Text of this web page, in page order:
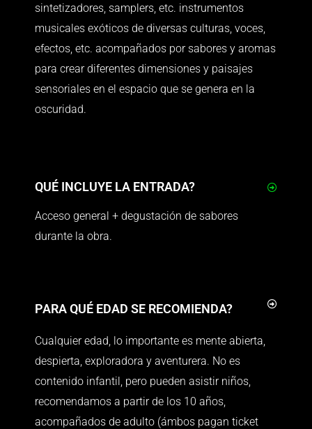
sintetizadores, samplers, etc. instrumentos
musicales exóticos de diversas culturas, voces,
efectos, etc. acompañados por sabores y aromas
para crear diferentes dimensiones y paisajes
sensoriales en el espacio que se genera en la
oscuridad.
QUÉ INCLUYE LA ENTRADA?
Acceso general + degustación de sabores
durante la obra.
PARA QUÉ EDAD SE RECOMIENDA?
Cualquier edad, lo importante es mente abierta,
despierta, exploradora y aventurera. No es
contenido infantil, pero pueden asistir niños,
recomendamos a partir de los 10 años,
acompañados de adulto (ámbos pagan ticket